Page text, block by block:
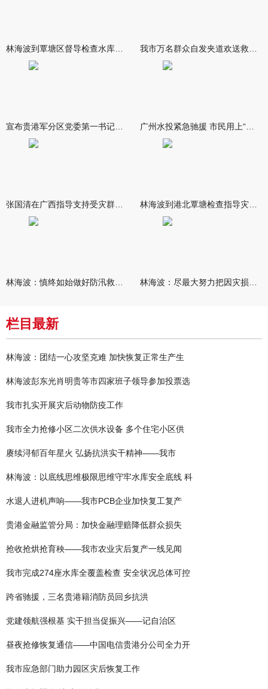
栏目最新
林海波：团结一心攻坚克难 加快恢复正常生产生
林海波彭东光肖明贵等市四家班子领导参加投票选
我市扎实开展灾后动物防疫工作
我市全力抢修小区二次供水设备 多个住宅小区供
赓续浔郁百年星火 弘扬抗洪实干精神——我市
林海波：以底线思维极限思维守牢水库安全底线 科
水退人进机声响——我市PCB企业加快复工复产
贵港金融监管分局：加快金融理赔降低群众损失
抢收抢烘抢育秧——我市农业灾后复产一线见闻
我市完成274座水库全覆盖检查 安全状况总体可控
跨省驰援，三名贵港籍消防员回乡抗洪
党建领航强根基 实干担当促振兴——记自治区
昼夜抢修恢复通信——中国电信贵港分公司全力开
我市应急部门助力园区灾后恢复工作